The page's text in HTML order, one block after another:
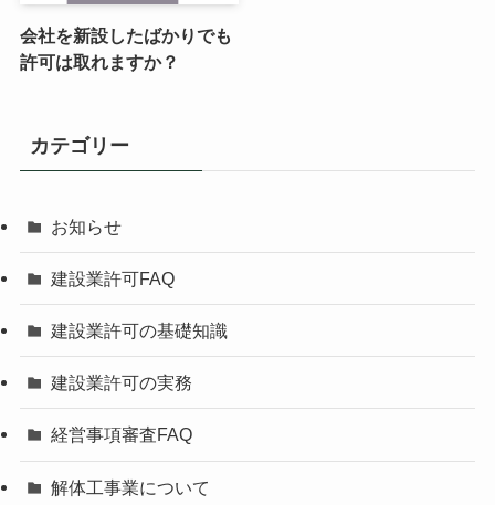
会社を新設したばかりでも
許可は取れますか？
カテゴリー
お知らせ
建設業許可FAQ
建設業許可の基礎知識
建設業許可の実務
経営事項審査FAQ
解体工事業について